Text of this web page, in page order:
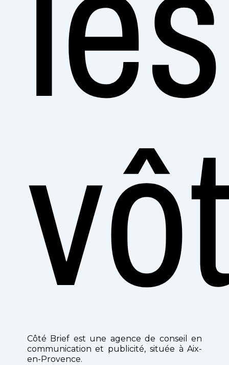
Côté Brief est une agence de conseil en
communication et publicité, située à Aix-
en-Provence.